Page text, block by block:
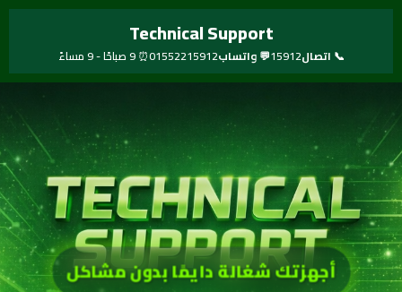
تخطي
Technical Support
📞 اتصال15912💬 واتساب01552215912⏰ 9 صباحًا - 9 مساءً
أجهزتك شغالة دايمًا بدون مشاكل